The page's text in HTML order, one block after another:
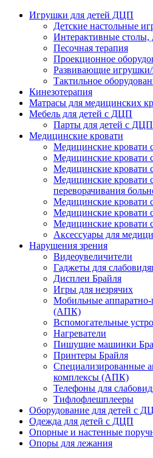
Игрушки для детей ДЦП
Детские настольные
Интерактивные столы,
Песочная терапия
Проекционное
Развивающие
Тактильное
Кинезотерапия
Матрасы для медицинских
Мебель для детей с ДЦП
Парты для детей с ДЦП
Медицинские кровати
Медицинские кровати
Медицинские кровати
Медицинские кровати
Медицинские кровати
переворачивания
Медицинские кровати
Медицинские кровати
Медицинские кровати
Аксессуары для
Нарушения зрения
Видеоувеличители
Гаджеты для
Дисплеи Брайля
Игры для незрячих
Мобильные
(АПК)
Вспомогательные
Нагреватели
Пишущие машинки
Принтеры Брайля
Специализированные
комплексы (АПК)
Телефоны для
Тифлофлешплееры
Оборудование для детей с
Одежда для детей с ДЦП
Опорные и настенные
Опоры для лежания